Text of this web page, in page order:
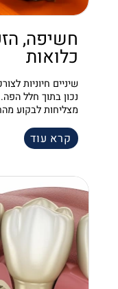
חשיפה,
כלואות
שיניים חיוניות
נכון בתוך חלל
מצליחות לבקוע
קרא עוד